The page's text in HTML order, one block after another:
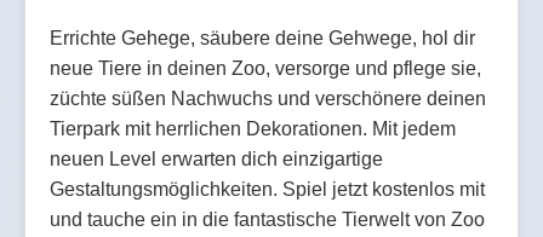
Errichte Gehege, säubere deine Gehwege, hol dir
neue Tiere in deinen Zoo, versorge und pflege sie,
züchte süßen Nachwuchs und verschönere deinen
Tierpark mit herrlichen Dekorationen. Mit jedem
neuen Level erwarten dich einzigartige
Gestaltungsmöglichkeiten. Spiel jetzt kostenlos mit
und tauche ein in die fantastische Tierwelt von Zoo